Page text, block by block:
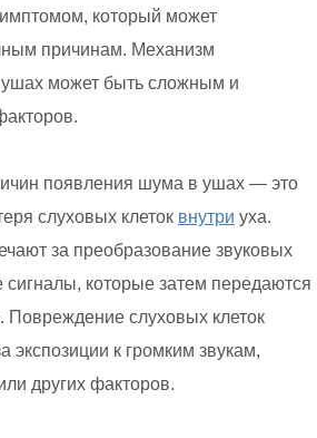
который может
причинам. Механизм
может быть сложным и
появления шума в ушах — это
слуховых клеток внутри уха.
за преобразование звуковых
сигналы, которые затем передаются
Повреждение слуховых клеток
экспозиции к громким звукам,
других факторов.